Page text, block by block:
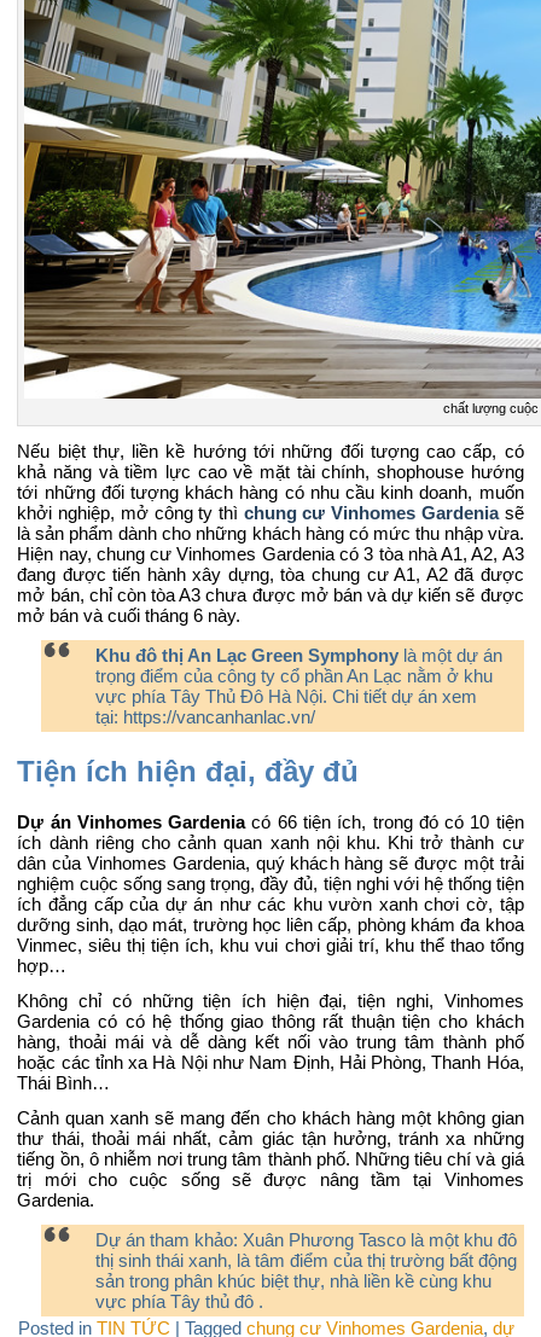
chất lượng cuộc
Nếu biệt thự, liền kề hướng tới những đối tượng cao cấp, có
khả năng và tiềm lực cao về mặt tài chính, shophouse hướng
tới những đối tượng khách hàng có nhu cầu kinh doanh, muốn
khởi nghiệp, mở công ty thì chung cư Vinhomes Gardeniasẽ
là sản phẩm dành cho những khách hàng có mức thu nhập vừa.
Hiện nay, chung cư Vinhomes Gardenia có 3 tòa nhà A1, A2, A3
đang được tiến hành xây dựng, tòa chung cư A1, A2 đã được
mở bán, chỉ còn tòa A3 chưa được mở bán và dự kiến sẽ được
mở bán và cuối tháng 6 này.
Khu đô thị An Lạc Green Symphony là một dự án
trọng điểm của công ty cổ phần An Lạc nằm ở khu
vực phía Tây Thủ Đô Hà Nội. Chi tiết dự án xem
tại: https://vancanhanlac.vn/
Tiện ích hiện đại, đầy đủ
Dự án Vinhomes Gardeniacó 66 tiện ích, trong đó có 10 tiện
ích dành riêng cho cảnh quan xanh nội khu. Khi trở thành cư
dân của Vinhomes Gardenia, quý khách hàng sẽ được một trải
nghiệm cuộc sống sang trọng, đầy đủ, tiện nghi với hệ thống tiện
ích đẳng cấp của dự án như các khu vườn xanh chơi cờ, tập
dưỡng sinh, dạo mát, trường học liên cấp, phòng khám đa khoa
Vinmec, siêu thị tiện ích, khu vui chơi giải trí, khu thể thao tổng
hợp…
Không chỉ có những tiện ích hiện đại, tiện nghi, Vinhomes
Gardenia có có hệ thống giao thông rất thuận tiện cho khách
hàng, thoải mái và dễ dàng kết nối vào trung tâm thành phố
hoặc các tỉnh xa Hà Nội như Nam Định, Hải Phòng, Thanh Hóa,
Thái Bình…
Cảnh quan xanh sẽ mang đến cho khách hàng một không gian
thư thái, thoải mái nhất, cảm giác tận hưởng, tránh xa những
tiếng ồn, ô nhiễm nơi trung tâm thành phố. Những tiêu chí và giá
trị mới cho cuộc sống sẽ được nâng tầm tại Vinhomes
Gardenia.
Dự án tham khảo:Xuân Phương Tasco là một khu đô
thị sinh thái xanh, là tâm điểm của thị trường bất động
sản trong phân khúc biệt thự, nhà liền kề cùng khu
vực phía Tây thủ đô .
Posted in TIN TỨC |Tagged chung cư Vinhomes Gardenia,dự